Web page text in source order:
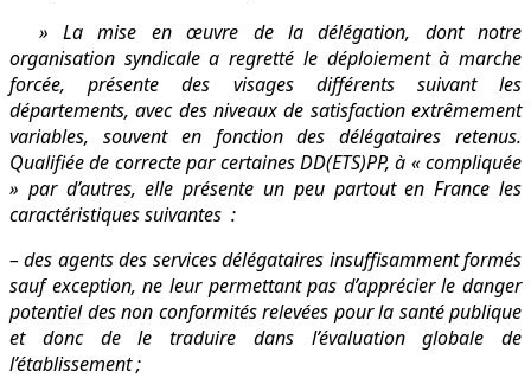
» La mise en œuvre de la délégation, dont notre
organisation syndicale a regretté le déploiement à marche
forcée, présente des visages différents suivant les
départements, avec des niveaux de satisfaction extrêmement
variables, souvent en fonction des délégataires retenus.
Qualifiée de correcte par certaines DD(ETS)PP, à « compliquée
» par d’autres, elle présente un peu partout en France les
caractéristiques suivantes :
– des agents des services délégataires insuffisamment formés
sauf exception, ne leur permettant pas d’apprécier le danger
potentiel des non conformités relevées pour la santé publique
et donc de le traduire dans l’évaluation globale de
l’établissement ;